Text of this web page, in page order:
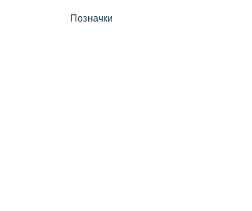
Позначки